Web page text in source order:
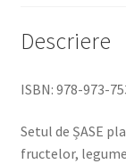
Descriere
ISBN: 978-973-
Setul de ȘASE
fructelor,